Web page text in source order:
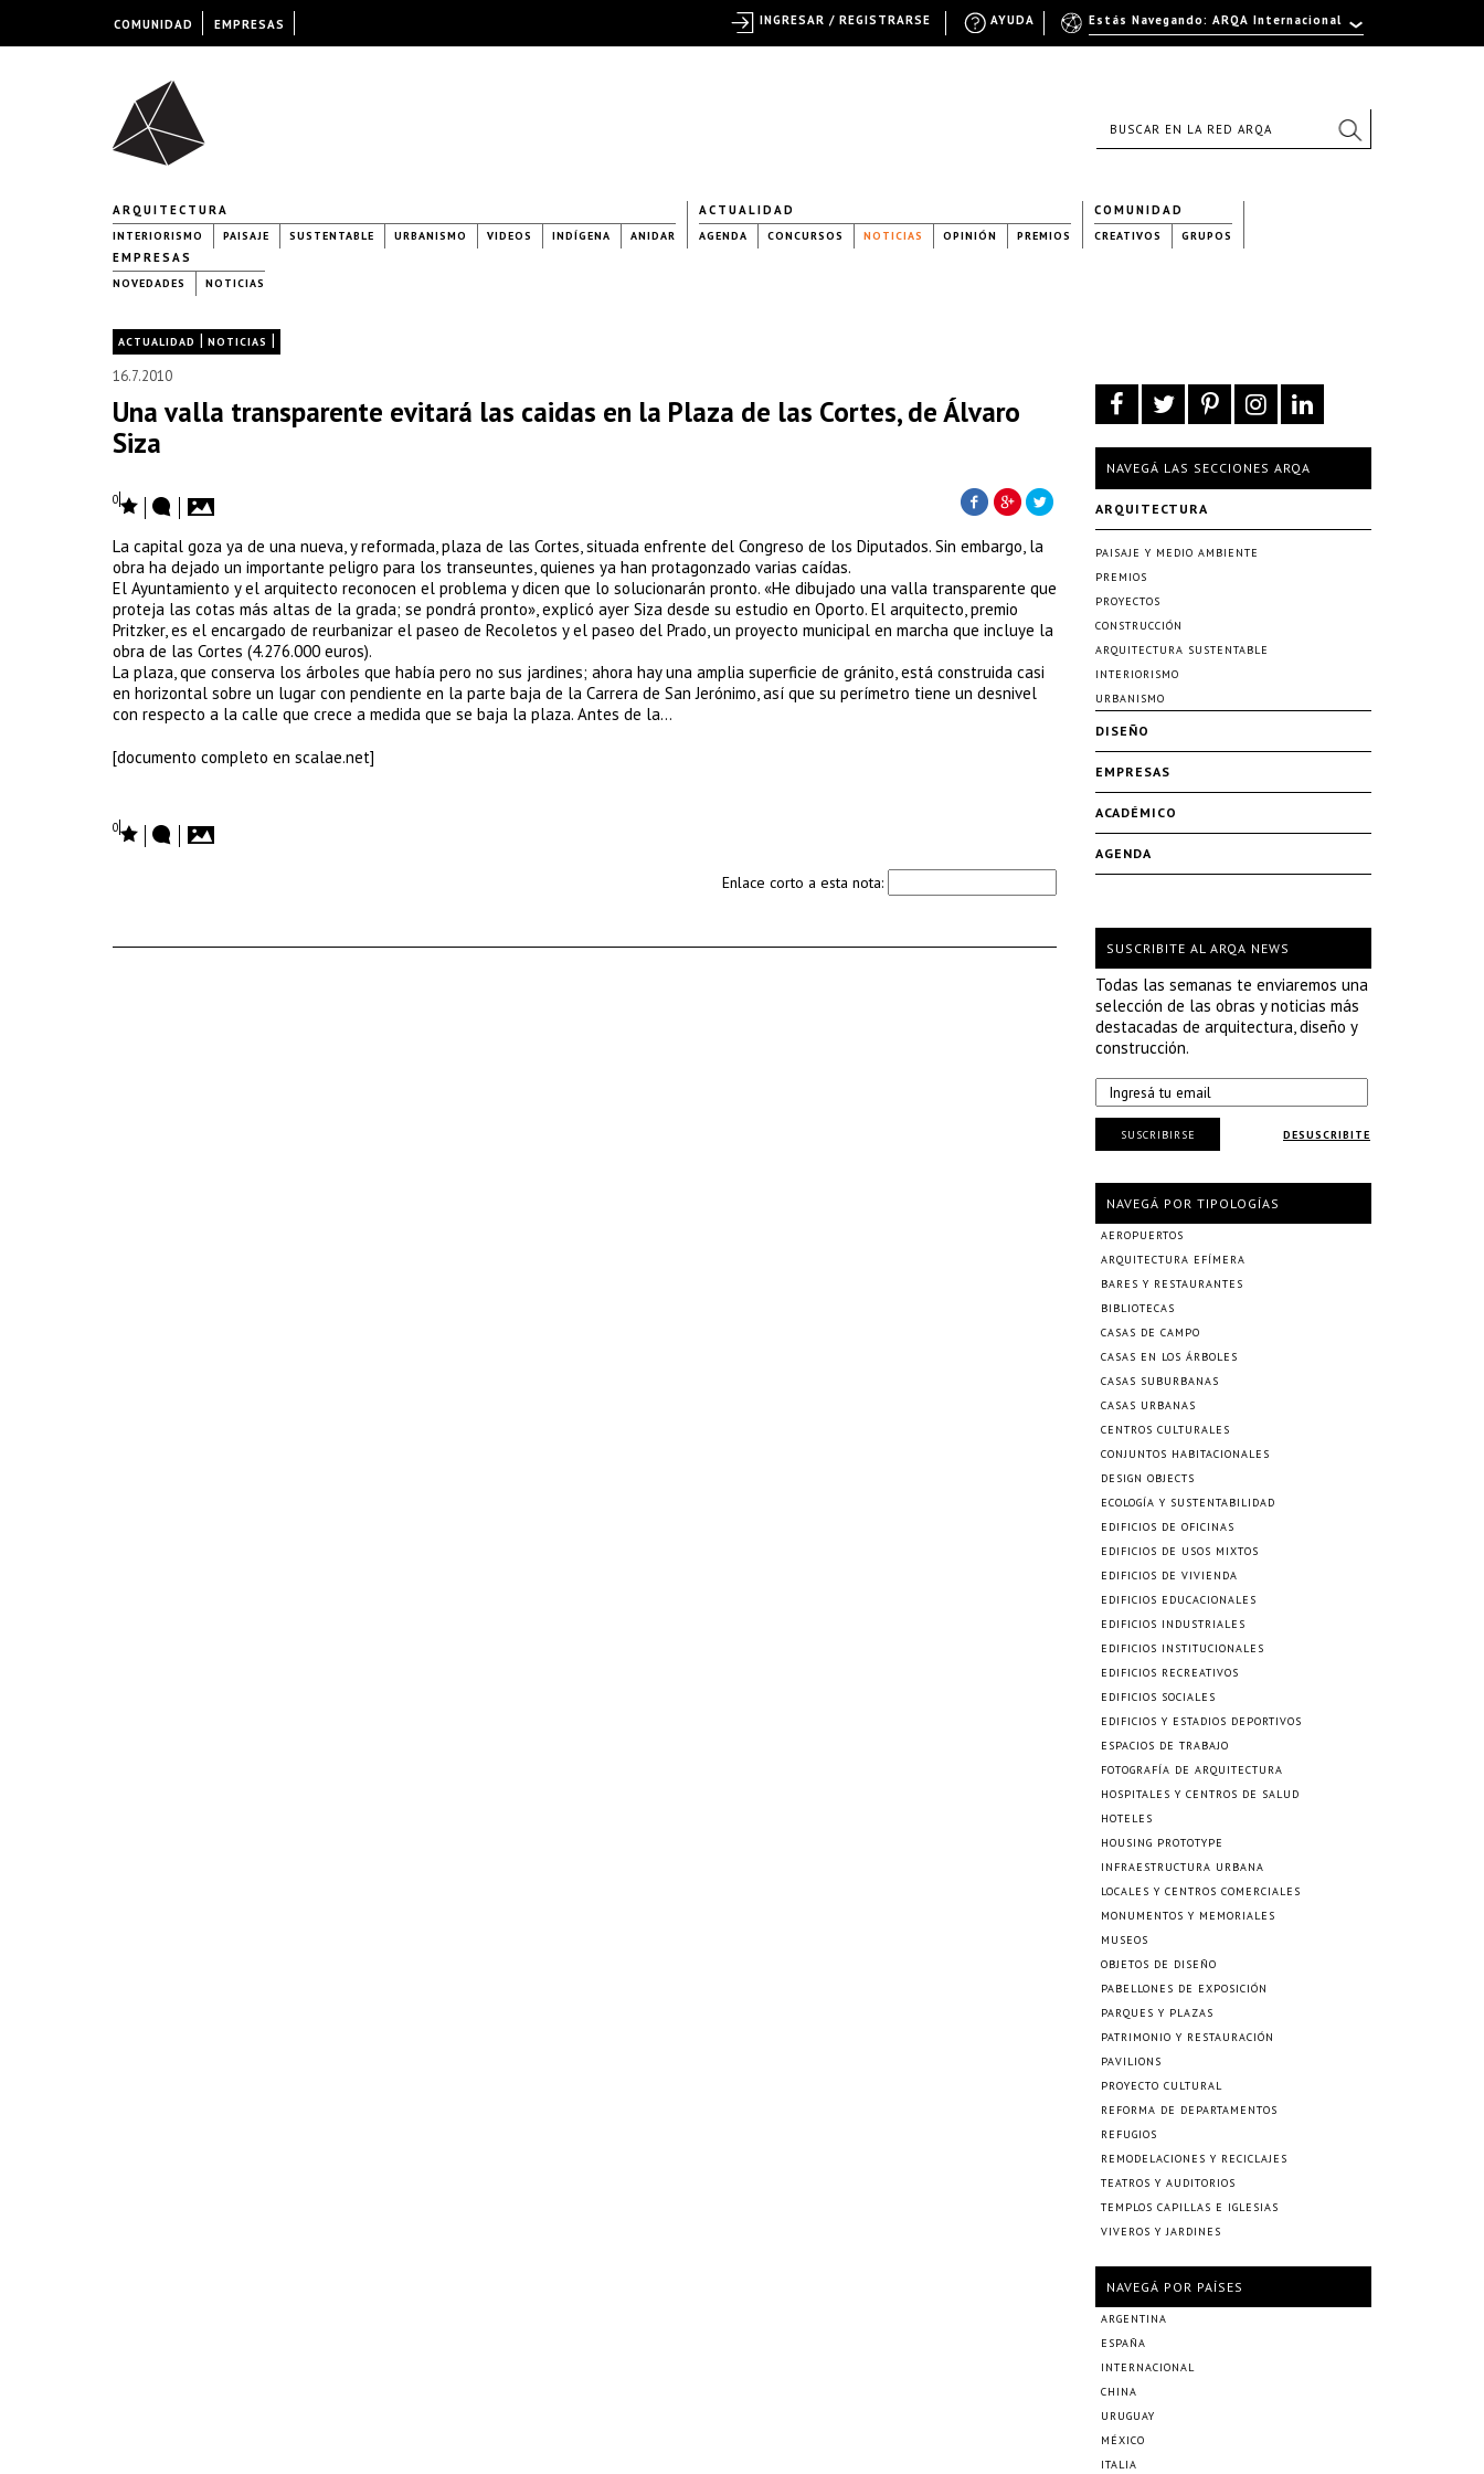
ARQUITECTURA
INTERIORISMO PAISAJE SUSTENTABLE URBANISMO VIDEOS INDÍGENA ANIDAR
ACTUALIDAD
AGENDA CONCURSOS NOTICIAS OPINIÓN PREMIOS
COMUNIDAD
CREATIVOS GRUPOS
EMPRESAS
NOVEDADES NOTICIAS
ACTUALIDAD | NOTICIAS |
16.7.2010
Una valla transparente evitará las caidas en la Plaza de las Cortes, de Álvaro
Siza
0
La capital goza ya de una nueva, y reformada, plaza de las Cortes, situada enfrente del Congreso de los Diputados. Sin embargo, la
obra ha dejado un importante peligro para los transeuntes, quienes ya han protagonzado varias caídas.
El Ayuntamiento y el arquitecto reconocen el problema y dicen que lo solucionarán pronto. «He dibujado una valla transparente que
proteja las cotas más altas de la grada; se pondrá pronto», explicó ayer Siza desde su estudio en Oporto. El arquitecto, premio
Pritzker, es el encargado de reurbanizar el paseo de Recoletos y el paseo del Prado, un proyecto municipal en marcha que incluye la
obra de las Cortes (4.276.000 euros).
La plaza, que conserva los árboles que había pero no sus jardines; ahora hay una amplia superficie de gránito, está construida casi
en horizontal sobre un lugar con pendiente en la parte baja de la Carrera de San Jerónimo, así que su perímetro tiene un desnivel
con respecto a la calle que crece a medida que se baja la plaza. Antes de la…
[documento completo en scalae.net]
0
Enlace corto a esta nota:
NAVEGÁ LAS SECCIONES ARQA
ARQUITECTURA
PAISAJE Y MEDIO AMBIENTE
PREMIOS
PROYECTOS
CONSTRUCCIÓN
ARQUITECTURA SUSTENTABLE
INTERIORISMO
URBANISMO
DISEÑO
EMPRESAS
ACADÉMICO
AGENDA
SUSCRIBITE AL ARQA NEWS
Todas las semanas te enviaremos una
selección de las obras y noticias más
destacadas de arquitectura, diseño y
construcción.
DESUSCRIBITE
SUSCRIBIRSE
NAVEGÁ POR TIPOLOGÍAS
AEROPUERTOS
ARQUITECTURA EFÍMERA
BARES Y RESTAURANTES
BIBLIOTECAS
CASAS DE CAMPO
CASAS EN LOS ÁRBOLES
CASAS SUBURBANAS
CASAS URBANAS
CENTROS CULTURALES
CONJUNTOS HABITACIONALES
DESIGN OBJECTS
ECOLOGÍA Y SUSTENTABILIDAD
EDIFICIOS DE OFICINAS
EDIFICIOS DE USOS MIXTOS
EDIFICIOS DE VIVIENDA
EDIFICIOS EDUCACIONALES
EDIFICIOS INDUSTRIALES
EDIFICIOS INSTITUCIONALES
EDIFICIOS RECREATIVOS
EDIFICIOS SOCIALES
EDIFICIOS Y ESTADIOS DEPORTIVOS
ESPACIOS DE TRABAJO
FOTOGRAFÍA DE ARQUITECTURA
HOSPITALES Y CENTROS DE SALUD
HOTELES
HOUSING PROTOTYPE
INFRAESTRUCTURA URBANA
LOCALES Y CENTROS COMERCIALES
MONUMENTOS Y MEMORIALES
MUSEOS
OBJETOS DE DISEÑO
PABELLONES DE EXPOSICIÓN
PARQUES Y PLAZAS
PATRIMONIO Y RESTAURACIÓN
PAVILIONS
PROYECTO CULTURAL
REFORMA DE DEPARTAMENTOS
REFUGIOS
REMODELACIONES Y RECICLAJES
TEATROS Y AUDITORIOS
TEMPLOS CAPILLAS E IGLESIAS
VIVEROS Y JARDINES
NAVEGÁ POR PAÍSES
ARGENTINA
ESPAÑA
INTERNACIONAL
CHINA
URUGUAY
MÉXICO
ITALIA
COMUNIDAD EMPRESAS Estás Navegando: ARQA Internacional
AYUDA
INGRESAR / REGISTRARSE